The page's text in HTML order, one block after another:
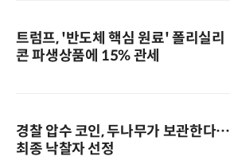
트럼프, '반도체 핵심 원료' 폴리실리
콘 파생상품에 15% 관세
경찰 압수 코인, 두나무가 보관한다…
최종 낙찰자 선정